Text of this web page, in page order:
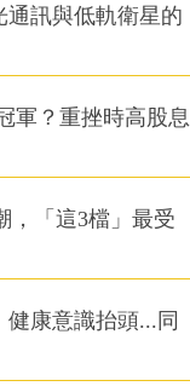
通訊與低軌衛星的
軍？重挫時高股息
，「這3檔」最受
康意識抬頭...同